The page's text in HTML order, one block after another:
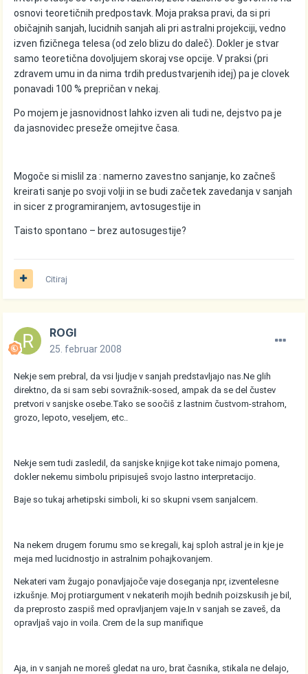
osnovi teoretičnih predpostavk. Moja praksa pravi, da si pri
običajnih sanjah, lucidnih sanjah ali pri astralni projekciji, vedno
izven fizičnega telesa (od zelo blizu do daleč). Dokler je stvar
samo teoretična dovoljujem skoraj vse opcije. V praksi (pri
zdravem umu in da nima trdih predustvarjenih idej) pa je clovek
ponavadi 100 % prepričan v nekaj.
Po mojem je jasnovidnost lahko izven ali tudi ne, dejstvo pa je
da jasnovidec preseže omejitve časa.
Mogoče si mislil za : namerno zavestno sanjanje, ko začneš
kreirati sanje po svoji volji in se budi začetek zavedanja v sanjah
in sicer z programiranjem, avtosugestije in
Taisto spontano – brez autosugestije?
Citiraj
ROGI
25. februar 2008
Nekje sem prebral, da vsi ljudje v sanjah predstavljajo nas.Ne glih
direktno, da si sam sebi sovražnik-sosed, ampak da se del čustev
pretvori v sanjske osebe.Tako se soočiš z lastnim čustvom-strahom,
grozo, lepoto, veseljem, etc..
Nekje sem tudi zasledil, da sanjske knjige kot take nimajo pomena,
dokler nekemu simbolu pripisuješ svojo lastno interpretacijo.
Baje so tukaj arhetipski simboli, ki so skupni vsem sanjalcem.
Na nekem drugem forumu smo se kregali, kaj sploh astral je in kje je
meja med lucidnostjo in astralnim pohajkovanjem.
Nekateri vam žugajo ponavljajoče vaje doseganja npr, izventelesne
izkušnje. Moj protiargument v nekaterih mojih bednih poizskusih je bil,
da preprosto zaspiš med opravljanjem vaje.In v sanjah se zaveš, da
opravljaš vajo in voila. Crem de la sup manifique
Aja, in v sanjah ne moreš gledat na uro, brat časnika, stikala ne delajo,